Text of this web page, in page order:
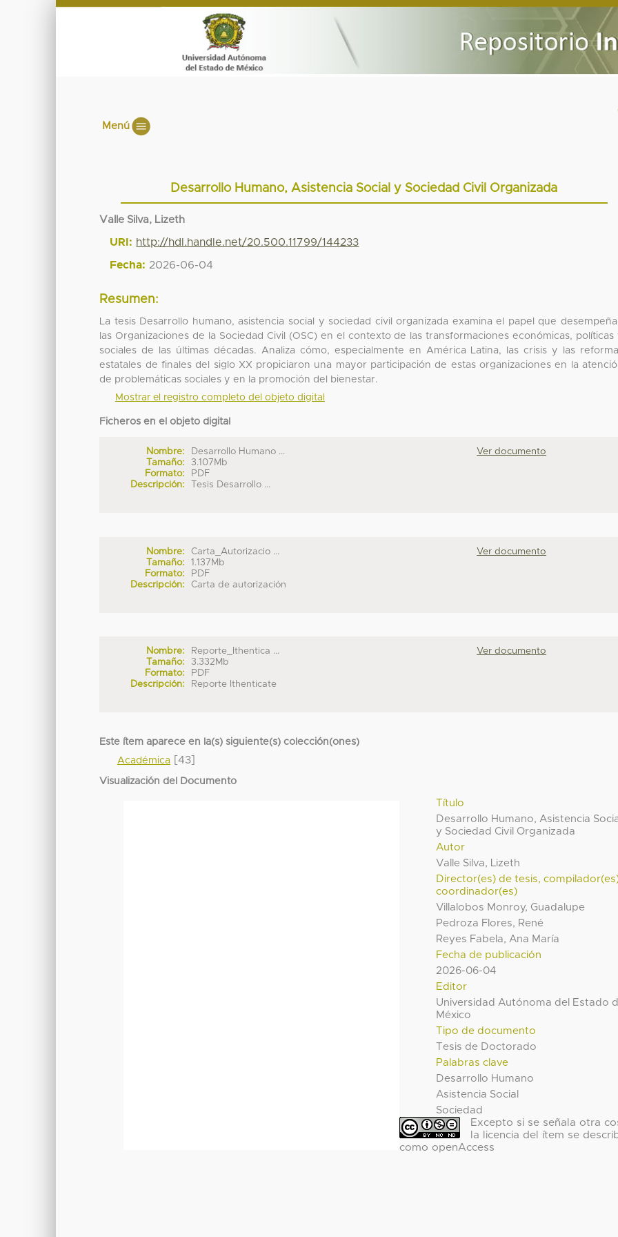
Menú
Desarrollo Humano, Asistencia Social y Sociedad Civil Organizada
Valle Silva, Lizeth
URI: http://hdl.handle.net/20.500.11799/144233
Fecha: 2026-06-04
Resumen:
La tesis Desarrollo humano, asistencia social y sociedad civil organizada examina el papel que
las Organizaciones de la Sociedad Civil (OSC) en el contexto de las transformaciones económicas, políticas
sociales de las últimas décadas. Analiza cómo, especialmente en América Latina, las crisis y las
estatales de finales del siglo XX propiciaron una mayor participación de estas organizaciones en la
de problemáticas sociales y en la promoción del bienestar.
Mostrar el registro completo del objeto digital
Ficheros en el objeto digital
Nombre:
Desarrollo Humano ...
Tamaño:
3.107Mb
Formato:
PDF
Descripción:
Tesis Desarrollo ...
Ver documento
Nombre:
Carta_Autorizacio ...
Tamaño:
1.137Mb
Formato:
PDF
Descripción:
Carta de autorización
Ver documento
Nombre:
Reporte_Ithentica ...
Tamaño:
3.332Mb
Formato:
PDF
Descripción:
Reporte Ithenticate
Ver documento
Este ítem aparece en la(s) siguiente(s) colección(ones)
Académica [43]
Visualización del Documento
Título
Desarrollo Humano, Asistencia
y Sociedad Civil Organizada
Autor
Valle Silva, Lizeth
Director(es) de tesis,
coordinador(es)
Villalobos Monroy, Guadalupe
Pedroza Flores, René
Reyes Fabela, Ana María
Fecha de publicación
2026-06-04
Editor
Universidad Autónoma del Estado
México
Tipo de documento
Tesis de Doctorado
Palabras clave
Desarrollo Humano
Asistencia Social
Sociedad
Excepto si se señala otra
la licencia del ítem se
como openAccess